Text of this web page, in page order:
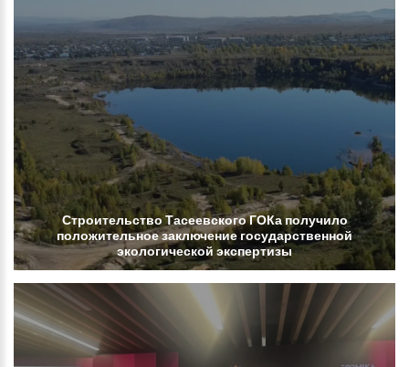
СтроительствоТасеевскогоГОКаполучило
положительноезаключениегосударственной
экологической экспертизы